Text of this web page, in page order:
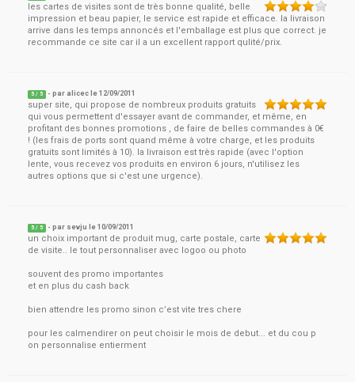
les cartes de visites sont de très bonne qualité, belle
impression et beau papier, le service est rapide et efficace. la livraison
arrive dans les temps annoncés et l'emballage est plus que correct. je
recommande ce site car il a un excellent rapport qulité/prix.
5 / 5 - par alicec le12/09/2011
super site, qui propose de nombreux produits gratuits
qui vous permettent d'essayer avant de commander, et même, en
profitant des bonnes promotions , de faire de belles commandes à 0€
! (les frais de ports sont quand même à votre charge, et les produits
gratuits sont limités à 10). la livraison est très rapide (avec l'option
lente, vous recevez vos produits en environ 6 jours, n'utilisez les
autres options que si c'est une urgence).
5 / 5 - par sevju le10/09/2011
un choix important de produit mug, carte postale, carte
de visite.. le tout personnaliser avec logoo ou photo
souvent des promo importantes
et en plus du cash back
bien attendre les promo sinon c’est vite tres chere
pour les calmendirer on peut choisir le mois de debut... et du cou p
on personnalise entierment